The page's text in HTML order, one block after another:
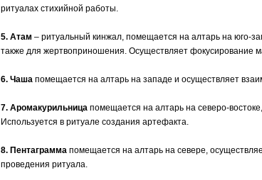
ритуалах стихийной работы.
5. Атам – ритуальный кинжал, помещается на алтарь на юго-
также для жертвоприношения. Осуществляет фокусирование
6. Чаша помещается на алтарь на западе и осуществляет
7. Аромакурильница помещается на алтарь на северо-
Используется в ритуале создания артефакта.
8. Пентаграмма помещается на алтарь на севере,
проведения ритуала.